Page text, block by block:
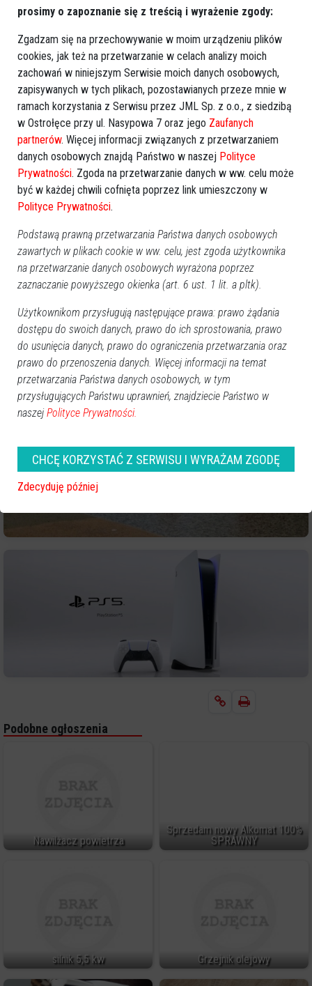
Dane kontaktowe :
Telefon : 048XXXXXXXXXpokaż
E-mail : samzzy373@pokaż
Informacje dodatkowe :
Data dodania :
15:15, 21-06-2024
Data wygaśnięcia :15:15, 05-07-2024
Wyświetleń :
668
Edytuj ogłoszenie
Podobne ogłoszenia
Nawilżacz powietrza
Sprzedam nowy Alkomat 100%
SPRAWNY
silnik 5,5 kw Grzejnik olejowy
prosimy o zapoznanie się z treścią i wyrażenie zgody:
Zgadzam się na przechowywanie w moim urządzeniu plików
cookies, jak też na przetwarzanie w celach analizy moich
zachowań w niniejszym Serwisie moich danych osobowych,
zapisywanych w tych plikach, pozostawianych przeze mnie w
ramach korzystania z Serwisu przez JML Sp. z o.o., z siedzibą
w Ostrołęce przy ul. Nasypowa 7 oraz jego Zaufanych
partnerów. Więcej informacji związanych z przetwarzaniem
danych osobowych znajdą Państwo w naszej Polityce
Prywatności. Zgoda na przetwarzanie danych w ww. celu może
być w każdej chwili cofnięta poprzez link umieszczony w
Polityce Prywatności.
Podstawą prawną przetwarzania Państwa danych osobowych
zawartych w plikach cookie w ww. celu, jest zgoda użytkownika
na przetwarzanie danych osobowych wyrażona poprzez
zaznaczanie powyższego okienka (art. 6 ust. 1 lit. a pltk).
Użytkownikom przysługują następujące prawa: prawo żądania
dostępu do swoich danych, prawo do ich sprostowania, prawo
do usunięcia danych, prawo do ograniczenia przetwarzania oraz
prawo do przenoszenia danych. Więcej informacji na temat
przetwarzania Państwa danych osobowych, w tym
przysługujących Państwu uprawnień, znajdziecie Państwo w
naszej Polityce Prywatności.
CHCĘ KORZYSTAĆ Z SERWISU I WYRAŻAM ZGODĘ
Zdecyduję później